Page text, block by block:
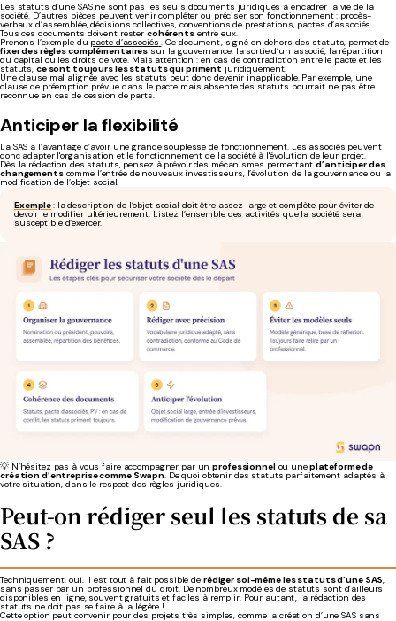
Les statuts d’une SAS ne sont pas les seuls documents juridiques à encadrer la vie de la
société. D’autres pièces peuvent venir compléter ou préciser son fonctionnement : procès-
verbaux d’assemblée, décisions collectives, conventions de prestations, pactes d’associés…
Tous ces documents doivent rester cohérentsentre eux.
Prenons l’exemple du pacte d’associés . Ce document, signé en dehors des statuts, permet de
fixer des règles complémentairessur la gouvernance, la sortie d’un associé, la répartition
du capital ou les droits de vote. Mais attention : en cas de contradiction entre le pacte et les
statuts, ce sont toujours les statuts qui priment juridiquement.
Une clause mal alignée avec les statuts peut donc devenir inapplicable. Par exemple, une
clause de préemption prévue dans le pacte mais absente des statuts pourrait ne pas être
reconnue en cas de cession de parts.
Anticiper la flexibilité
La SAS a l’avantage d’avoir une grande souplesse de fonctionnement. Les associés peuvent
donc adapter l'organisation et le fonctionnement de la société à l'évolution de leur projet.
Dès la rédaction des statuts, pensez à prévoir des mécanismes permettantd’anticiper des
changementscomme l’entrée de nouveaux investisseurs, l’évolution de la gouvernance ou la
modification de l’objet social.
Exemple: la description de l’objet social doit être assez large et complète pour éviter de
devoir le modifier ultérieurement. Listez l’ensemble des activités que la société sera
susceptible d’exercer.
💡 N’hésitez pas à vous faire accompagner par unprofessionnelou uneplateforme de
création d’entreprise comme Swapn. De quoi obtenir des statuts parfaitement adaptés à
votre situation, dans le respect des règles juridiques.
Peut-on rédiger seul les statuts de sa
SAS ?
Techniquement, oui. Il est tout à fait possible de rédiger soi-même les statuts d’une SAS,
sans passer par un professionnel du droit. De nombreux modèles de statuts sont d’ailleurs
disponibles en ligne, souvent gratuits et faciles à remplir. Pour autant, la rédaction des
statuts ne doit pas se faire à la légère !
Cette option peut convenir pour des projets très simples, comme la création d’une SAS sans